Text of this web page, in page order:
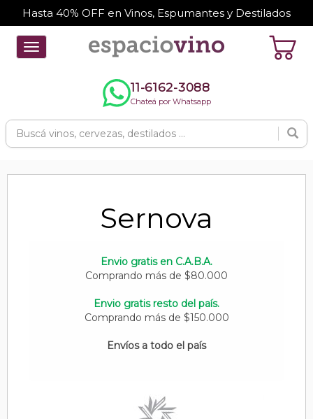
Hasta 40% OFF en Vinos, Espumantes y Destilados
Toggle
navigation
11-6162-3088
Chateá por Whatsapp
Sernova
Envio gratis en C.A.B.A.
Comprando más de $80.000
Envio gratis resto del país.
Comprando más de $150.000
Envíos a todo el país